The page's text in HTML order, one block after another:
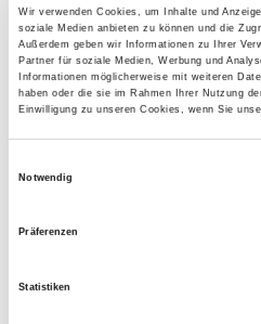
Wir verwenden Cookies, um Inhalte und
soziale Medien anbieten zu können und die
Außerdem geben wir Informationen zu Ihrer
Partner für soziale Medien, Werbung und
Informationen möglicherweise mit weiteren
haben oder die sie im Rahmen Ihrer Nutzung
Einwilligung zu unseren Cookies, wenn Sie
Notwendig
Präferenzen
Statistiken
Übungsplatz:
Bärenbruch 69 a
44379 Dortmund
Handy:
015788291592
E-Mail:
Übungszeiten im